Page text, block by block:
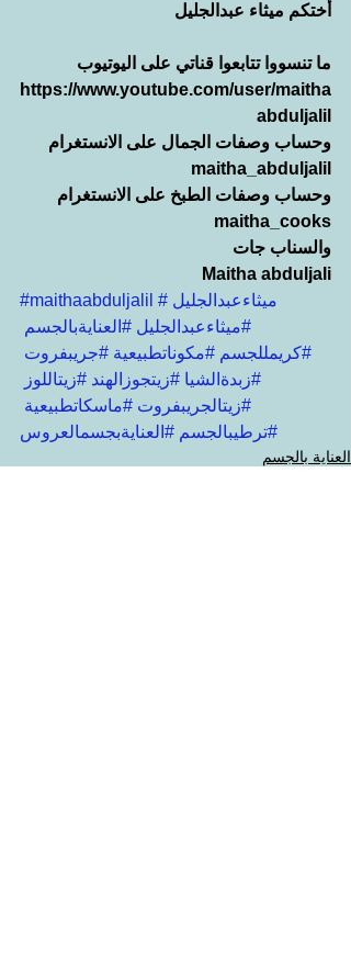
أختكم ميثاء عبدالجليل
ما تنسووا تتابعوا قناتي على اليوتيوب
https://www.youtube.com/user/maitha
abduljalil
وحساب وصفات الجمال على الانستغرام
maitha_abduljalil
وحساب وصفات الطبخ على الانستغرام
maitha_cooks
والسناب جات
Maitha abduljali
#maithaabduljalil
#ميثاءعبدالجليل
#ميثاءعبدالجليل #العنايةبالجسم
#كريمللجسم #مكوناتطبيعية #جريبفروت
#زبدةالشيا #زيتجوزالهند #زيتاللوز
#زيتالجريبفروت #ماسكاتطبيعية
#ترطيبالجسم #العنايةبجسمالعروس
العناية بالجسم